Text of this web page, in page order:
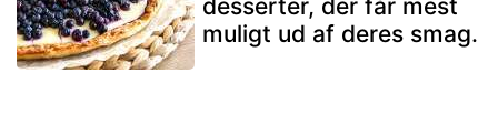
desserter, der får mest
muligt ud af deres smag.